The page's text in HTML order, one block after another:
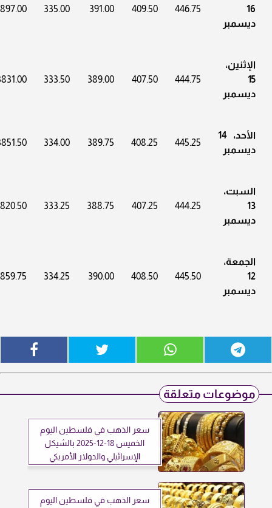
16
ديسمبر
446.75
409.50
391.00
335.00
الإثنين،
15
ديسمبر
444.75
407.50
389.00
333.50
الأحد، 14
ديسمبر
445.25
408.25
389.75
334.00
السبت،
13
ديسمبر
444.25
407.25
388.75
333.25
الجمعة،
12
ديسمبر
445.50
408.50
390.00
334.25
موضوعات متعلقة
سعر الذهب في فلسطين اليوم
الخميس 18-12-2025 بالشيكل
الإسرائيلي والدولار الأمريكي
سعر الذهب في فلسطين اليوم